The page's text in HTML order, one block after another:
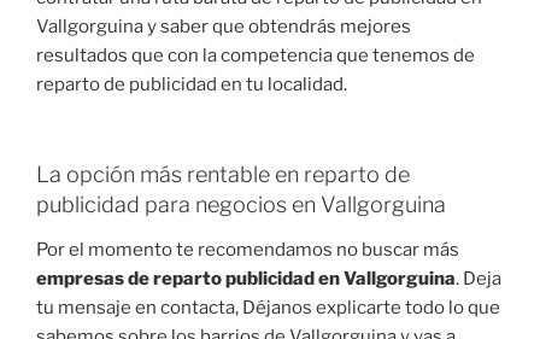
Vallgorguina y saber que obtendrás mejores
resultados que con la competencia que tenemos de
reparto de publicidad en tu localidad.
La opción más rentable en reparto de
publicidad para negocios en Vallgorguina
Por el momento te recomendamos no buscar más
empresas de reparto publicidad en Vallgorguina. Deja
tu mensaje en contacta, Déjanos explicarte todo lo que